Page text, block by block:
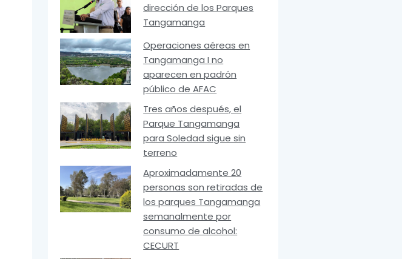
dirección de los Parques
Tangamanga
Operaciones aéreas en
Tangamanga I no
aparecen en padrón
público de AFAC
Tres años después, el
Parque Tangamanga
para Soledad sigue sin
terreno
Aproximadamente 20
personas son retiradas de
los parques Tangamanga
semanalmente por
consumo de alcohol:
CECURT